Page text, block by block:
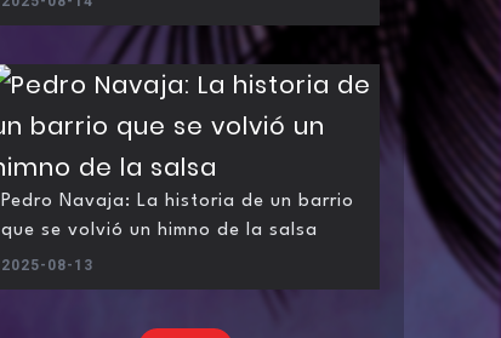
Pedro Navaja: La historia de un barrio
que se volvió un himno de la salsa
2025-08-13